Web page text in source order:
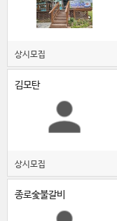
상시모집
김모탄
상시모집
종로숯불갈비